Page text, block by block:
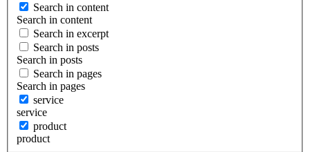
Search in content
Search in content
Search in excerpt
Search in posts
Search in posts
Search in pages
Search in pages
service
service
product
product